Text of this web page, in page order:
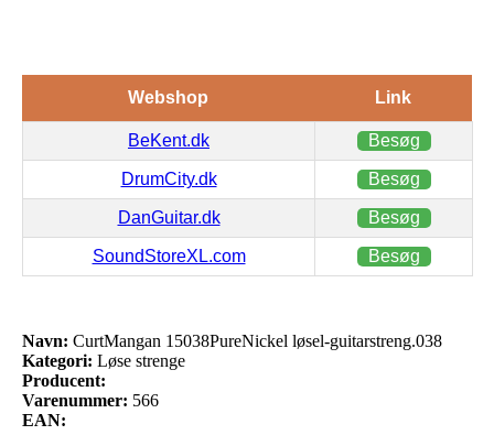
Webshop Link
BeKent.dk Besøg
DrumCity.dk Besøg
DanGuitar.dk Besøg
SoundStoreXL.com Besøg
Navn: CurtMangan 15038PureNickel løsel-guitarstreng.038
Kategori: Løse strenge
Producent:
Varenummer: 566
EAN: